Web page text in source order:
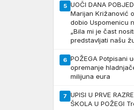
5 UOČI DANA
Marijan Križanović
dobio Uspomenicu
„Bila mi je čast
predstavljati našu
6 POŽEGA Potpisani
opremanje
milijuna eura
7 UPISI U PRVE
ŠKOLA U POŽEGI